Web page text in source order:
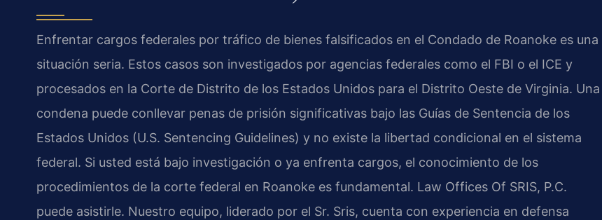
Enfrentar cargos federales por tráfico de bienes falsificados en el Condado de Roanoke es una
situación seria. Estos casos son investigados por agencias federales como el FBI o el ICE y
procesados en la Corte de Distrito de los Estados Unidos para el Distrito Oeste de Virginia. Una
condena puede conllevar penas de prisión significativas bajo las Guías de Sentencia de los
Estados Unidos (U.S. Sentencing Guidelines) y no existe la libertad condicional en el sistema
federal. Si usted está bajo investigación o ya enfrenta cargos, el conocimiento de los
procedimientos de la corte federal en Roanoke es fundamental. Law Offices Of SRIS, P.C.
puede asistirle. Nuestro equipo, liderado por el Sr. Sris, cuenta con experiencia en defensa